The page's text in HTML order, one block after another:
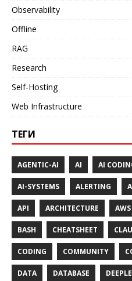
Observability
Offline
RAG
Research
Self-Hosting
Web Infrastructure
ТЕГИ
AGENTIC-AI AI AI
AI-SYSTEMS ALERTING
API ARCHITECTURE AWS
BASH CHEATSHEET
CODING COMMUNITY
DATA DATABASE